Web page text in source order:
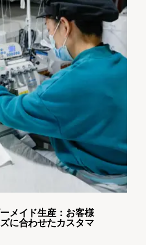
メイド生産：お客様
に合わせたカスタマ